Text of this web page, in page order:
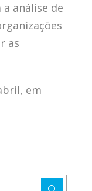
análise de
as
em